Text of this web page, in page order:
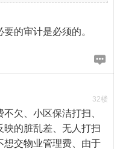
的审计是必须的。
32楼
欠、小区保洁打扫、
的脏乱差、无人打扫
想交物业管理费、由于